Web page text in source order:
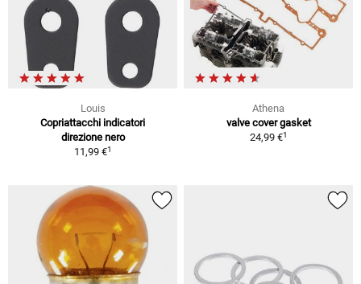
Louis
Copriattacchi indicatori
direzione nero
11,99 €1
Athena
valve cover gasket
24,99 €1